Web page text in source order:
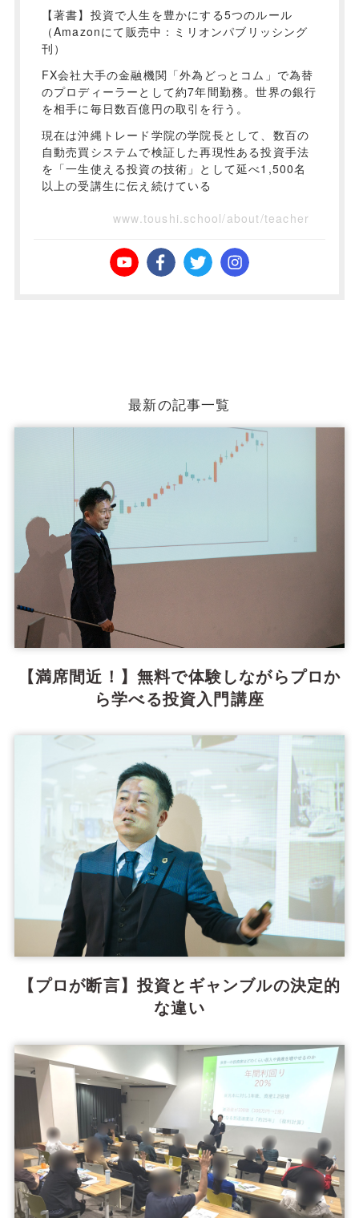
【著書】投資で人生を豊かにする5つのルール
（Amazonにて販売中：ミリオンパブリッシング
刊）
FX会社大手の金融機関「外為どっとコム」で為替
のプロディーラーとして約7年間勤務。世界の銀行
を相手に毎日数百億円の取引を行う。
現在は沖縄トレード学院の学院長として、数百の
自動売買システムで検証した再現性ある投資手法
を「一生使える投資の技術」として延べ1,500名
以上の受講生に伝え続けている
www.toushi.school/about/teacher
最新の記事一覧
【満席間近！】無料で体験しながらプロか
ら学べる投資入門講座
【プロが断言】投資とギャンブルの決定的
な違い